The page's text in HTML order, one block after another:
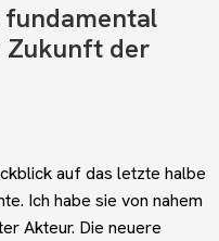
fundamental
Zukunft der
auf das letzte halbe
Ich habe sie von nahem
Akteur. Die neuere